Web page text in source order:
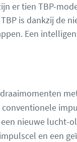
er tien TBP-
is dankzij de
Een
nieuwe lucht-
en een